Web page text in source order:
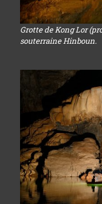
Grotte de Kong Lor
souterraine Hinboun.